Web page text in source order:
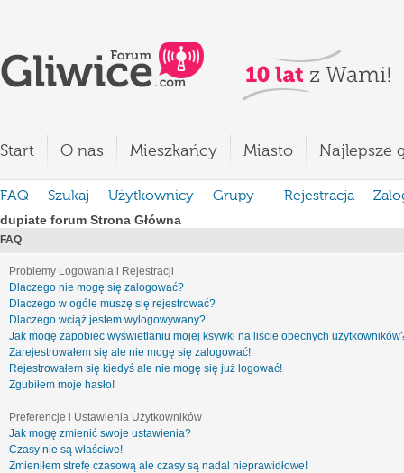
Start O nas Mieszkańcy Miasto Najlepsze
FAQ Szukaj Użytkownicy Grupy Rejestracja
dupiate forum Strona Główna
FAQ
Problemy Logowania i Rejestracji
Dlaczego nie mogę się zalogować?
Dlaczego w ogóle muszę się rejestrować?
Dlaczego wciąż jestem wylogowywany?
Jak mogę zapobiec wyświetlaniu mojej ksywki na liście obecnych
Zarejestrowałem się ale nie mogę się zalogować!
Rejestrowałem się kiedyś ale nie mogę się już logować!
Zgubiłem moje hasło!
Preferencje i Ustawienia Użytkowników
Jak mogę zmienić swoje ustawienia?
Czasy nie są właściwe!
Zmieniłem strefę czasową ale czasy są nadal nieprawidłowe!